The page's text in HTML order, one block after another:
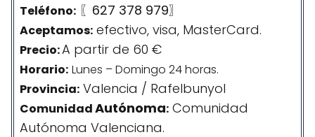
Teléfono: 〖627 378 979〗
Aceptamos: efectivo, visa, MasterCard.
Precio:A partir de 60 €
Horario: Lunes – Domingo 24 horas.
Provincia: Valencia / Rafelbunyol
ComunidadAutónoma: Comunidad
Autónoma Valenciana.